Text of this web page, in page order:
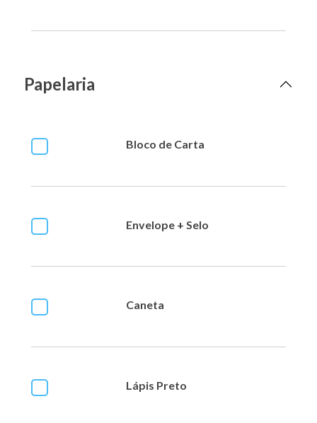
Papelaria
Bloco de Carta
Envelope + Selo
Caneta
Lápis Preto